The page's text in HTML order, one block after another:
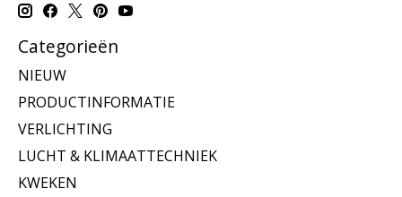
Categorieën
NIEUW
PRODUCTINFORMATIE
VERLICHTING
LUCHT & KLIMAATTECHNIEK
KWEKEN